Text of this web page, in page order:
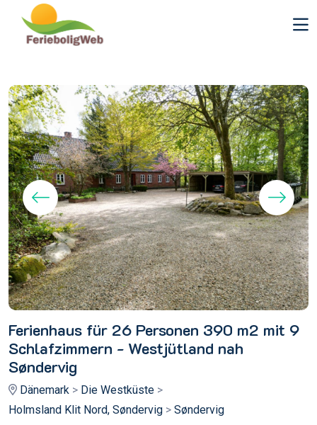
Ferienhaus für 26 Personen 390 m2 mit 9
Schlafzimmern - Westjütland nah
Søndervig
Dänemark > Die Westküste >
Holmsland Klit Nord, Søndervig > Søndervig